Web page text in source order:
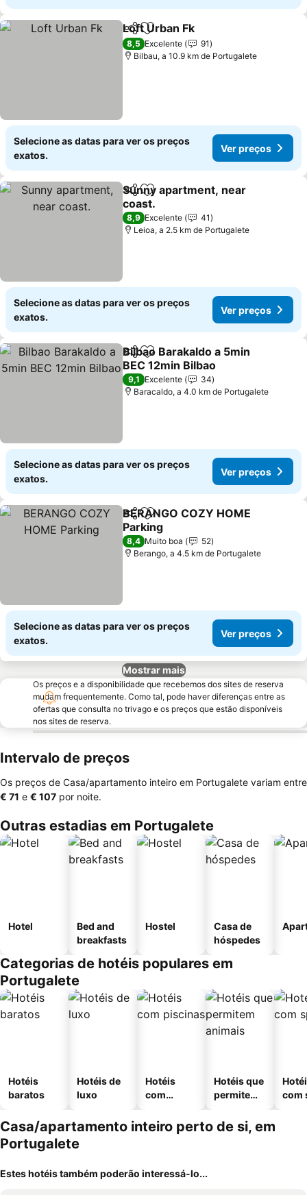
PartilharAdicionar aos favoritos
Loft Urban Fk
8,5 Excelente
91
Bilbau, a 10.9 km de Portugalete
Selecione as datas para ver os preços
exatos.
Ver preços
PartilharAdicionar aos favoritos
Sunny apartment, near
coast.
Ver preços
8,9 Excelente
41
Leioa, a 2.5 km de Portugalete
Selecione as datas para ver os preços
exatos.
Ver preços
PartilharAdicionar aos favoritos
Bilbao Barakaldo a 5min
BEC 12min Bilbao
Ver preços
9,1 Excelente
34
Baracaldo, a 4.0 km de Portugalete
Selecione as datas para ver os preços
exatos.
Ver preços
PartilharAdicionar aos favoritos
BERANGO COZY HOME
Parking
Ver preços
8,4 Muito boa
52
Berango, a 4.5 km de Portugalete
Selecione as datas para ver os preços
exatos.
Ver preços
Mostrar mais
Os preços e a disponibilidade que recebemos dos sites de reserva
mudam frequentemente. Como tal, pode haver diferenças entre as
ofertas que consulta no trivago e os preços que estão disponíveis
nos sites de reserva.
Intervalo de preços
Os preços de Casa/apartamento inteiro em Portugalete variam entre
‎€ 71 e ‎€ 107 por noite.
Outras estadias em Portugalete
Hotel
Bed and
breakfasts
Hostel
Casa de
hóspedes
Categorias de hotéis populares em
Portugalete
Hotéis
baratos
Hotéis de
luxo
Hotéis
com
Hotéis que
permitem
com
Casa/apartamento inteiro perto de si, em
Portugalete
Estes hotéis também poderão interessá-lo...